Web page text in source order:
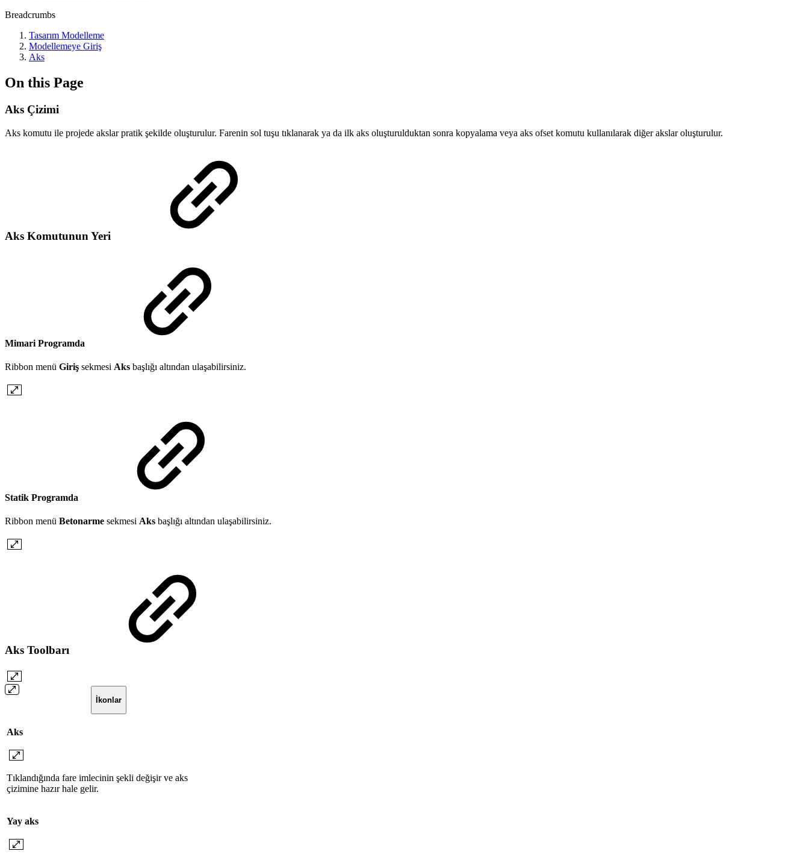
Breadcrumbs
Tasarım Modelleme
Modellemeye Giriş
Aks
On this Page
Aks Çizimi
Aks komutu ile projede akslar pratik şekilde oluşturulur. Farenin sol tuşu tıklanarak ya da ilk aks oluşturulduktan sonra kopyalama veya aks ofset komutu kullanılarak diğer akslar oluşturulur.
Aks Komutunun Yeri
Mimari Programda
Ribbon menü Giriş sekmesi Aks başlığı altından ulaşabilirsiniz.
Statik Programda
Ribbon menü Betonarme sekmesi Aks başlığı altından ulaşabilirsiniz.
Aks Toolbarı
İkonlar
Aks
Tıklandığında fare imlecinin şekli değişir ve aks
çizimine hazır hale gelir.
Yay aks